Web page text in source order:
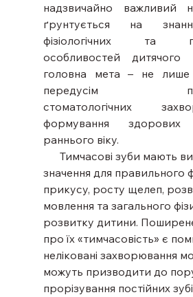
надзвичайно важливий
ґрунтується на
фізіологічних та
особливостей дитячого
головна мета – не лише
передусім
стоматологічних
формування
раннього віку.
Тимчасові зуби мають
значення для правильного
прикусу, росту щелеп,
мовлення та загального
розвитку дитини.
про їх «тимчасовість» є
неліковані захворювання
можуть призводити до
прорізування постійних